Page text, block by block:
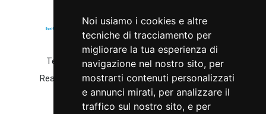
Noi usiamo i cookies e altre
tecniche di tracciamento per
migliorare la tua esperienza di
navigazione nel nostro sito, per
mostrarti contenuti personalizzati
e annunci mirati, per analizzare il
traffico sul nostro sito, e per
Termobozzo Srl - © 2022 - P.IVA 04583171006
Realizzazione Sito e Web Marketing Tredweb S.r.l